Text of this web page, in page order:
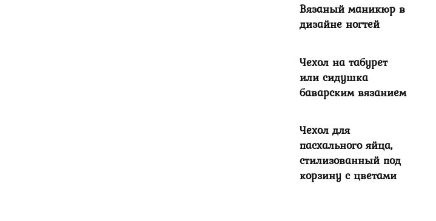
Вязаный маникюр в
дизайне ногтей
Чехол на табурет
или сидушка
баварским вязанием
Чехол для
пасхального яйца,
стилизованный под
корзину с цветами